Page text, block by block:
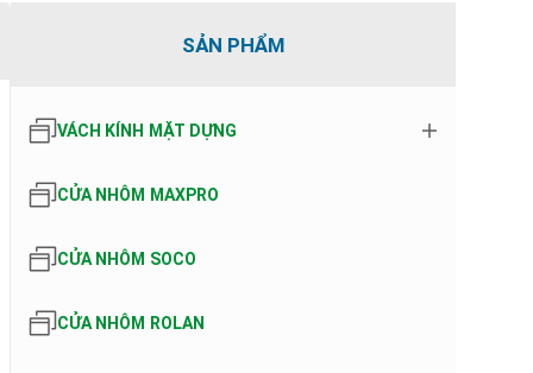
SẢN PHẨM
VÁCH KÍNH MẶT DỰNG
CỬA NHÔM MAXPRO
CỬA NHÔM SOCO
CỬA NHÔM ROLAN